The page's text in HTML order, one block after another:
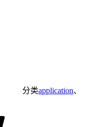
分类application、